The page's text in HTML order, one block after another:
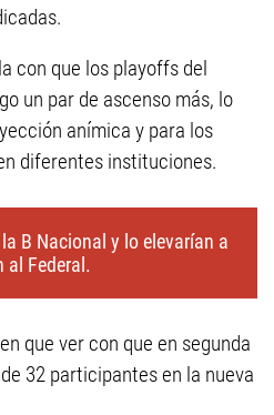
con que los playoffs del
un par de ascenso más, lo
anímica y para los
diferentes instituciones.
B Nacional y lo elevarían a
al Federal.
que ver con que en segunda
32 participantes en la nueva